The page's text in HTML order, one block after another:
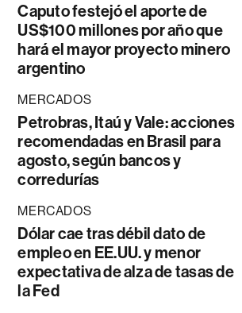
Caputo festejó el aporte de
US$100 millones por año que
hará el mayor proyecto minero
argentino
MERCADOS
Petrobras, Itaú y Vale: acciones
recomendadas en Brasil para
agosto, según bancos y
corredurías
MERCADOS
Dólar cae tras débil dato de
empleo en EE.UU. y menor
expectativa de alza de tasas de
la Fed